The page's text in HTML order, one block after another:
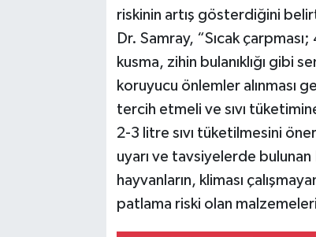
riskinin artış gösterdiğini
Dr. Samray, “Sıcak
kusma, zihin bulanıklığı gibi
koruyucu önlemler alınması
tercih etmeli ve sıvı
2-3 litre sıvı tüketilmesini
uyarı ve tavsiyelerde bulunan
hayvanların, kliması
patlama riski olan